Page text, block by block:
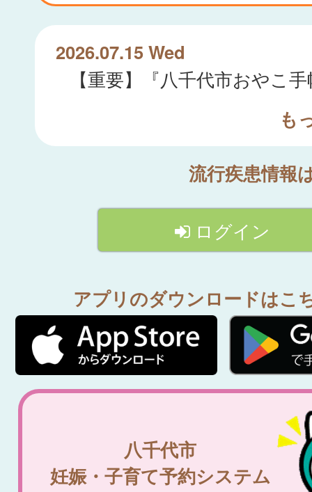
2026.07.15 Wed
も
流行疾患情報
ログイン
アプリのダウンロードはこ
八千代市
妊娠・子育て予約システム